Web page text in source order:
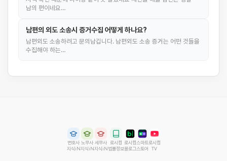
남의 편이네요…
남편의 외도 소송시 증거수집 어떻게 하나요?
남편외도 소송하려고 문의남깁니다. 남편외도 소송 증거는 어떤 것들을
수집해야 하는…
변호사
지식iN
노무사
지식iN
세무사
지식iN
로시컴
법률정보
로시컴
블로그
스마트
스토어
로시컴
TV